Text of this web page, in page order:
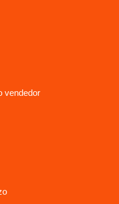
vendedor